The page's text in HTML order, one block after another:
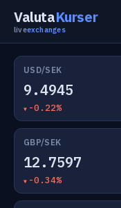
ValutaKurser
liveexchanges
USD/SEK
9.4945
-0.22%
GBP/SEK
12.7597
-0.34%